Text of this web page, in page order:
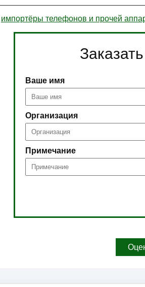
импортёры телефонов и прочей
Ваше имя
Организация
Примечание